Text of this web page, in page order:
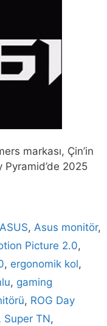
markası, Çin’in
2025
ASUS,Asus monitör,
Picture 2.0,
, ergonomik kol,
, gaming
, ROG Day
Super TN,